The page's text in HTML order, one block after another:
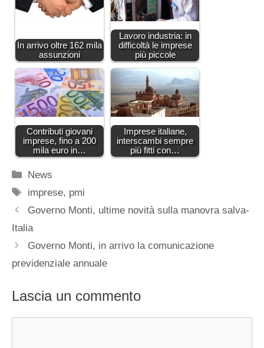
In arrivo oltre 162 mila
assunzioni
Lavoro industria: in
difficoltà le imprese
più piccole
Contributi giovani
imprese, fino a 200
mila euro in…
Imprese italiane,
interscambi sempre
più fitti con…
Categorie
News
Tag
imprese, pmi
Governo Monti, ultime novità sulla manovra salva-
Italia
Governo Monti, in arrivo la comunicazione
previdenziale annuale
Lascia un commento